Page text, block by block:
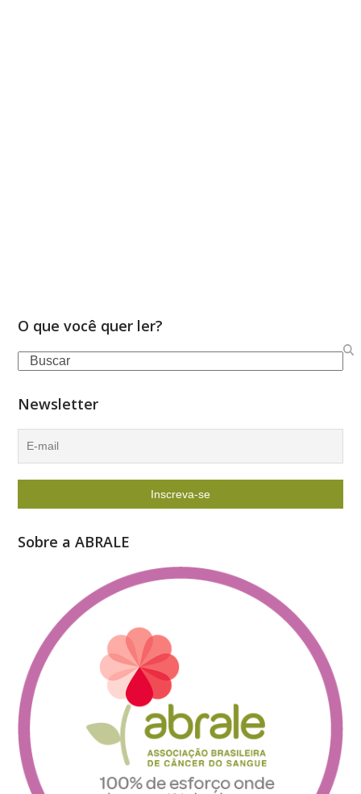
O que você quer ler?
Search
Newsletter
Sobre a ABRALE